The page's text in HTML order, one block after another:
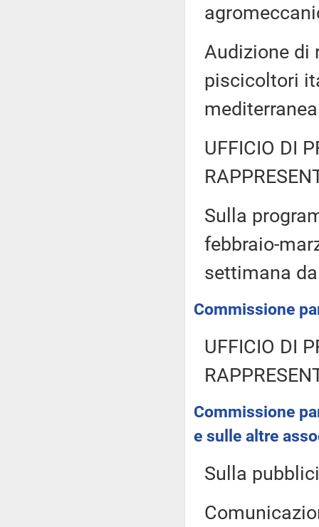
Audizione di
piscicoltori
UFFICIO DI
Sulla
febbraio-
settimana
Commissione
UFFICIO DI
Commissione
e sulle altre
Sulla